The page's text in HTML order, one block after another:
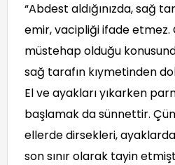
“Abdest aldığınızda, sağ
emir, vacipliği ifade etmez.
müstehap olduğu
sağ tarafın kıymetinden
El ve ayakları yıkarken
başlamak da sünnettir.
ellerde dirsekleri,
son sınır olarak tayin